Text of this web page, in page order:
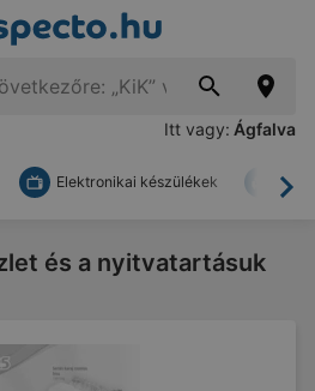
Itt vagy: Ágfalva
Elektronikai készülékek
és a nyitvatartásuk